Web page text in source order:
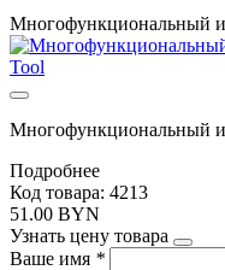
Многофункциональный
Многофункциональный
Подробнее
Код товара: 4213
51.00 BYN
Узнать цену товара
Ваше имя *